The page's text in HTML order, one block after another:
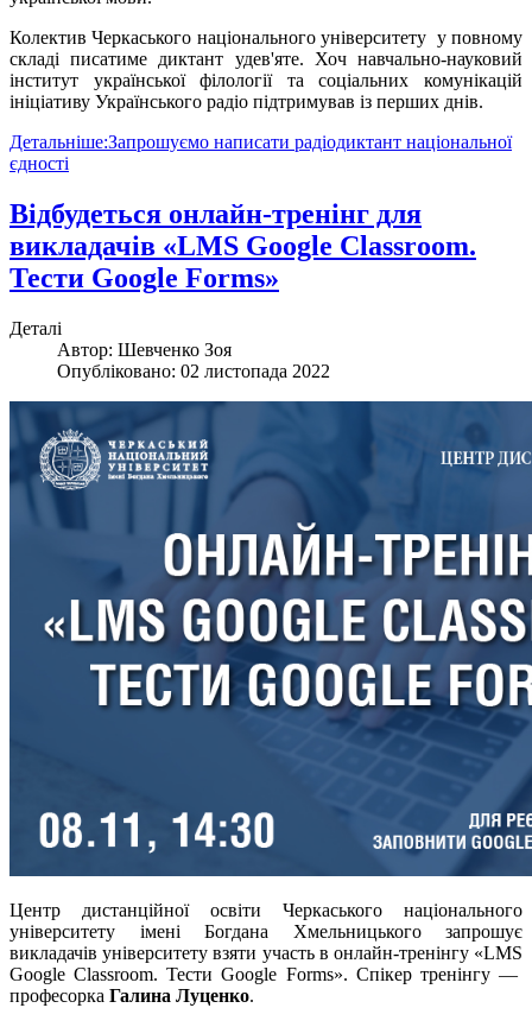
Колектив Черкаського національного університету у повному
складі писатиме диктант удев'яте. Хоч навчально-науковий
інститут української філології та соціальних комунікацій
ініціативу Українського радіо підтримував із перших днів.
Детальніше:Запрошуємо написати радіодиктант національної
єдності
Відбудеться онлайн-тренінг для
викладачів «LMS Google Classroom.
Тести Google Forms»
Деталі
Автор: Шевченко Зоя
Опубліковано: 02 листопада 2022
Центр дистанційної освіти Черкаського національного
університету імені Богдана Хмельницького запрошує
викладачів університету взяти участь в онлайн-тренінгу «LMS
Google Classroom. Тести Google Forms». Спікер тренінгу —
професорка Галина Луценко.